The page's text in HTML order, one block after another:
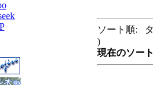
ソート順:
)
現在のソー